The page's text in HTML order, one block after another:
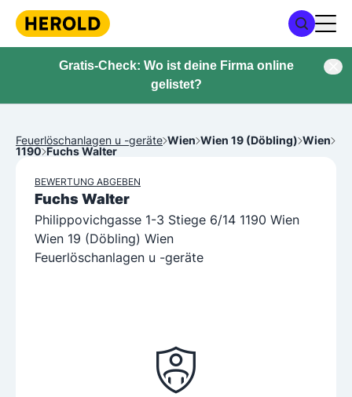
Gratis-Check: Wo ist deine Firma online
gelistet?
Feuerlöschanlagen u -geräte Wien Wien 19 (Döbling) Wien
1190 Fuchs Walter
BEWERTUNG ABGEBEN
Fuchs Walter
Philippovichgasse 1-3 Stiege 6/14 1190 Wien
Wien 19 (Döbling) Wien
Feuerlöschanlagen u -geräte